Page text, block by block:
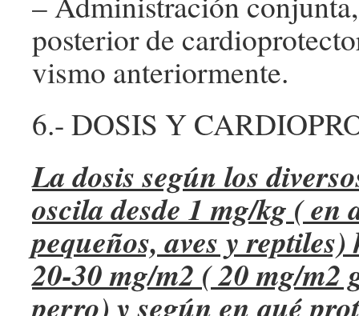
posterior de
vismo anteriormente.
6.- DOSIS Y
La dosis según los
oscila desde 1 mg/kg ( en
pequeños, aves y
20-30 mg/m2 ( 20 mg/m2
perro) y según en qué